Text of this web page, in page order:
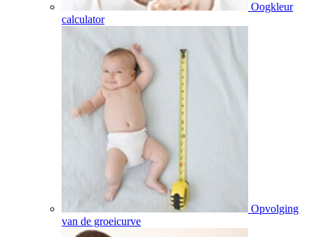
Oogkleur
calculator
Opvolging
van de groeicurve